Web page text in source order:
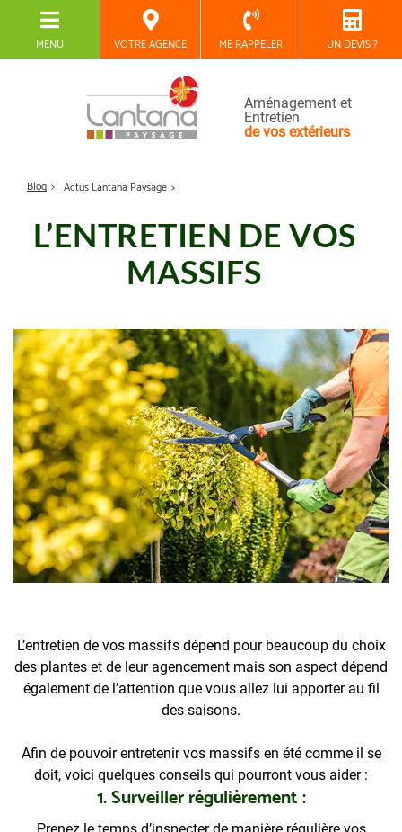
MENU VOTRE AGENCE ME RAPPELER UN DEVIS ?
Aménagement et
Entretien
de vos extérieurs
Blog Actus Lantana Paysage
L’ENTRETIEN DE VOS
MASSIFS
L’entretien de vos massifs dépend pour beaucoup du choix
des plantes et de leur agencement mais son aspect dépend
également de l’attention que vous allez lui apporter au fil
des saisons.
Afin de pouvoir entretenir vos massifs en été comme il se
doit, voici quelques conseils qui pourront vous aider :
1. Surveiller régulièrement :